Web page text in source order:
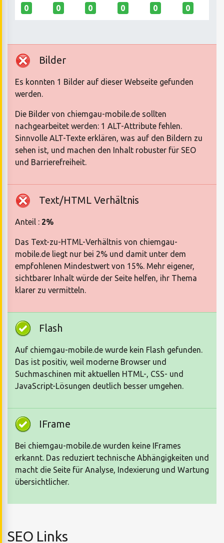
0 0 0 0 0 0
Bilder
Es konnten 1 Bilder auf dieser Webseite gefunden
werden.
Die Bilder von chiemgau-mobile.de sollten
nachgearbeitet werden: 1 ALT-Attribute fehlen.
Sinnvolle ALT-Texte erklären, was auf den Bildern zu
sehen ist, und machen den Inhalt robuster für SEO
und Barrierefreiheit.
Text/HTML Verhältnis
Anteil : 2%
Das Text-zu-HTML-Verhältnis von chiemgau-
mobile.de liegt nur bei 2% und damit unter dem
empfohlenen Mindestwert von 15%. Mehr eigener,
sichtbarer Inhalt würde der Seite helfen, ihr Thema
klarer zu vermitteln.
Flash
Auf chiemgau-mobile.de wurde kein Flash gefunden.
Das ist positiv, weil moderne Browser und
Suchmaschinen mit aktuellen HTML-, CSS- und
JavaScript-Lösungen deutlich besser umgehen.
IFrame
Bei chiemgau-mobile.de wurden keine IFrames
erkannt. Das reduziert technische Abhängigkeiten und
macht die Seite für Analyse, Indexierung und Wartung
übersichtlicher.
SEO Links